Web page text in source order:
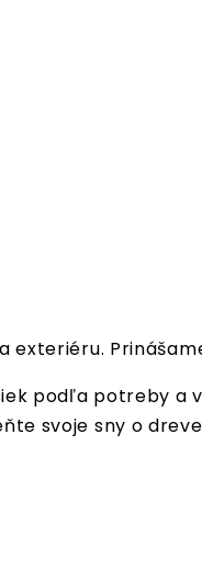
exteriéru.
podľa potreby a
svoje sny o